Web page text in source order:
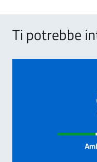
Ti potrebbe